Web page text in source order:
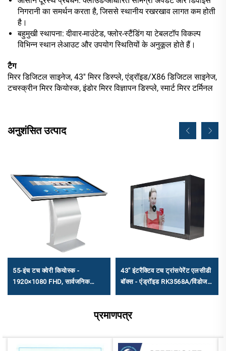
निगरानी का समर्थन करता है, जिससे स्थानीय रखरखाव लागत कम होती
है।
बहुमुखी स्थापना: दीवार-माउंटेड, फ्लोर-स्टैंडिंग या टेबलटॉप विकल्प
विभिन्न स्थान लेआउट और उपयोग स्थितियों के अनुकूल होते हैं।
टैग
मिरर डिजिटल साइनेज, 43'' मिरर डिस्प्ले, एंड्रॉइड/X86 डिजिटल साइनेज,
टचस्क्रीन मिरर कियोस्क, इंडोर मिरर विज्ञापन डिस्प्ले, स्मार्ट मिरर टर्मिनल
अनुशंसित उत्पाद
55-इंच टच क्वेरी कियोस्क -
1920×1080 FHD, सार्वजनिक
43'' इंटरैक्टिव टच ट्रांसपेरेंट एलसीडी
बॉक्स - एंड्रॉइड RK3568A/विंडोज
प्रमाणपत्र